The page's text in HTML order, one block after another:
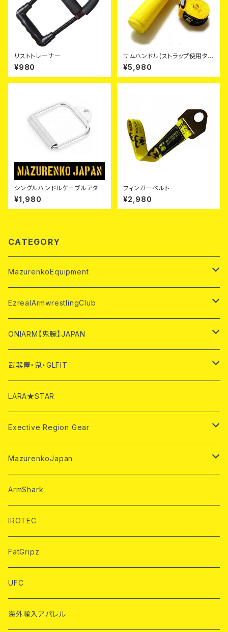
リストトレーナー
¥980
サムハンドル(ストラップ使用タイ
プ)｜IFA公認ストラップつき
¥5,980
シングルハンドルケーブルアタッ
チメント単品
¥1,980
フィンガーベルト
¥2,980
CATEGORY
MazurenkoEquipment
テーブル・マシン
ハンドル・ベルト
Mazurenkoハンドル
Mazurenkoベルト
PALアパレル
HeavyArmブランド
EzrealArmwrestlingClub
テーブル・マシン
EACハンドル
EACストラップ
ONIARM【鬼腕】JAPAN
ONIARMハンドル
ONIARMアパレル
武器屋・鬼・GLFIT
IPF公認ギア
IPF公認Tシャツ
ONIトレーニング用品
ONIラック
LARA★STAR
Exective Region Gear
パワーベルト
アクセサリー
MazurenkoJapan
アームレスリング用品
トレーニング用品
アームレスリングTシャツ
ArmShark
IROTEC
FatGripz
UFC
海外輸入アパレル